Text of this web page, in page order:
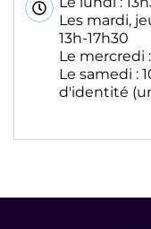
Les mardi,
13h-17h30
Le mercredi
Le samedi :
d'identité